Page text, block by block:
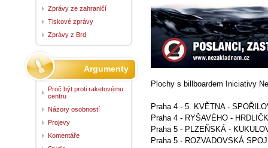
Plochy s billboardem Iniciativy
Praha 4 - 5. KVĚTNA -
Praha 4 - RYŠAVÉHO -
Praha 5 - PLZEŇSKÁ -
Praha 5 - ROZVADOVSKÁ
Zprávy ze zahraničí
Tiskové zprávy
Zprávy z Brd
Argumenty
Proč být proti raketovému
centru
Názory osobností
Projevy
Komentáře